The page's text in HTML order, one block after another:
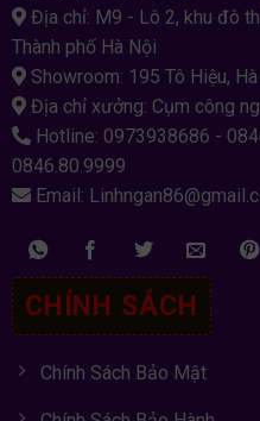
Địa chỉ: M9 - Lô 2, khu đô
Thành phố Hà Nội
Showroom: 195 Tô Hiệu,
Địa chỉ xưởng: Cụm công
Hotline: 0973938686 -
0846.80.9999
Email:
CHÍNH SÁCH
Chính Sách Bảo Mật